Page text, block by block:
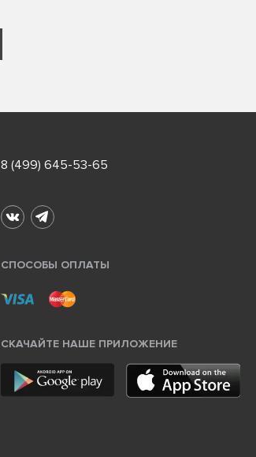
8 (499) 645-53-65
СПОСОБЫ ОПЛАТЫ
СКАЧАЙТЕ НАШЕ ПРИЛОЖЕНИЕ